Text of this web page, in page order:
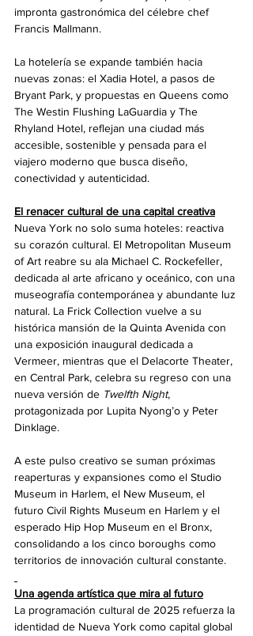
impronta gastronómica del célebre chef
Francis Mallmann.
La hotelería se expande también hacia
nuevas zonas: el Xadia Hotel, a pasos de
Bryant Park, y propuestas en Queens como
The Westin Flushing LaGuardia y The
Rhyland Hotel, reflejan una ciudad más
accesible, sostenible y pensada para el
viajero moderno que busca diseño,
conectividad y autenticidad.
El renacer cultural de una capital creativa
Nueva York no solo suma hoteles: reactiva
su corazón cultural. El Metropolitan Museum
of Art reabre su ala Michael C. Rockefeller,
dedicada al arte africano y oceánico, con una
museografía contemporánea y abundante luz
natural. La Frick Collection vuelve a su
histórica mansión de la Quinta Avenida con
una exposición inaugural dedicada a
Vermeer, mientras que el Delacorte Theater,
en Central Park, celebra su regreso con una
nueva versión de Twelfth Night,
protagonizada por Lupita Nyong’o y Peter
Dinklage.
A este pulso creativo se suman próximas
reaperturas y expansiones como el Studio
Museum in Harlem, el New Museum, el
futuro Civil Rights Museum en Harlem y el
esperado Hip Hop Museum en el Bronx,
consolidando a los cinco boroughs como
territorios de innovación cultural constante.
Una agenda artística que mira al futuro
La programación cultural de 2025 refuerza la
identidad de Nueva York como capital global